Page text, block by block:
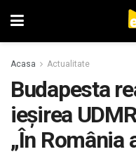
Acasa Actualitate
Budapesta
ieșirea
„În România